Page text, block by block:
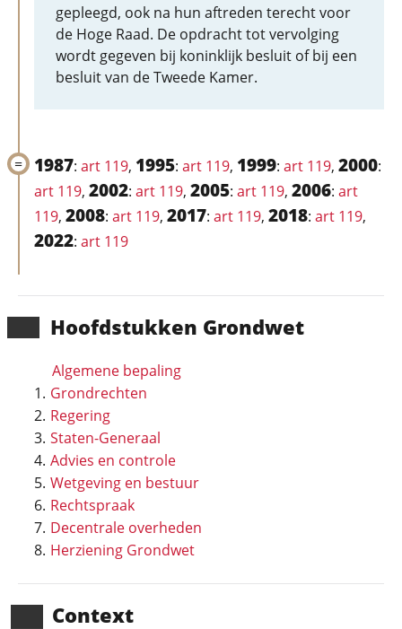
Hoofd­stukken Grondwet
Algemene bepaling
Grondrechten
Regering
Staten-Generaal
Advies en controle
Wetgeving en bestuur
Rechtspraak
Decentrale overheden
Herziening Grondwet
Context
gepleegd, ook na hun aftreden terecht voor
de Hoge Raad. De opdracht tot vervolging
wordt gegeven bij koninklijk besluit of bij een
besluit van de Tweede Kamer.
1987: art 119, 1995: art 119, 1999: art 119, 2000:
art 119, 2002: art 119, 2005: art 119, 2006: art
119, 2008: art 119, 2017: art 119, 2018: art 119,
2022: art 119